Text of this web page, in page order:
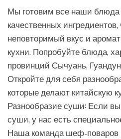
Мы готовим все наши блюда
качественных
неповторимый вкус и
кухни. Попробуйте блюда,
провинций Сычуань,
Откройте для себя
которые делают китайскую
Разнообразие суши: Если
суши, у нас есть
Наша команда шеф-поваров